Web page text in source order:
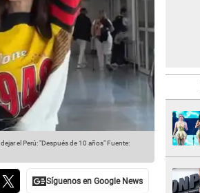
el Perú: "Después de 10 años" Fuente: